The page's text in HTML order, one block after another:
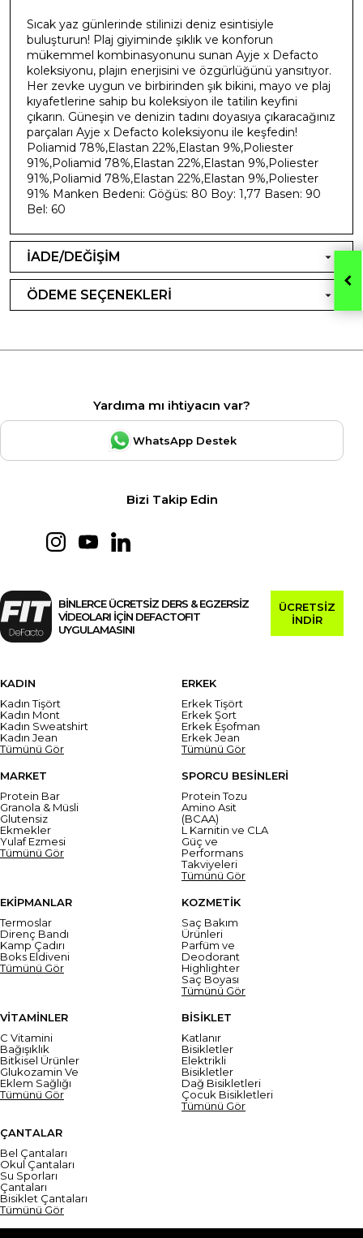
Sıcak yaz günlerinde stilinizi deniz esintisiyle
buluşturun! Plaj giyiminde şıklık ve konforun
mükemmel kombinasyonunu sunan Ayje x Defacto
koleksiyonu, plajın enerjisini ve özgürlüğünü yansıtıyor.
Her zevke uygun ve birbirinden şık bikini, mayo ve plaj
kıyafetlerine sahip bu koleksiyon ile tatilin keyfini
çıkarın. Güneşin ve denizin tadını doyasıya çıkaracağınız
parçaları Ayje x Defacto koleksiyonu ile keşfedin!
Poliamid 78%,Elastan 22%,Elastan 9%,Poliester
91%,Poliamid 78%,Elastan 22%,Elastan 9%,Poliester
91%,Poliamid 78%,Elastan 22%,Elastan 9%,Poliester
91% Manken Bedeni: Göğüs: 80 Boy: 1,77 Basen: 90
Bel: 60
İADE/DEĞİŞİM
ÖDEME SEÇENEKLERİ
Yardıma mı ihtiyacın var?
WhatsApp Destek
Bizi Takip Edin
BİNLERCE ÜCRETSİZ DERS & EGZERSİZ
VİDEOLARI İÇİN DEFACTOFIT
UYGULAMASINI
ÜCRETSİZ
İNDİR
KADIN
Kadın Tişört
Kadın Mont
Kadın Sweatshirt
Kadın Jean
Tümünü Gör
ERKEK
Erkek Tişört
Erkek Şort
Erkek Eşofman
Erkek Jean
Tümünü Gör
MARKET
Protein Bar
Granola & Müsli
Glutensiz
Ekmekler
Yulaf Ezmesi
Tümünü Gör
SPORCU BESİNLERİ
Protein Tozu
Amino Asit
(BCAA)
L Karnitin ve CLA
Güç ve
Performans
Takviyeleri
Tümünü Gör
EKİPMANLAR
Termoslar
Direnç Bandı
Kamp Çadırı
Boks Eldiveni
Tümünü Gör
KOZMETİK
Saç Bakım
Ürünleri
Parfüm ve
Deodorant
Highlighter
Saç Boyası
Tümünü Gör
VİTAMİNLER
C Vitamini
Bağışıklık
Bitkisel Ürünler
Glukozamin Ve
Eklem Sağlığı
Tümünü Gör
BİSİKLET
Katlanır
Bisikletler
Elektrikli
Bisikletler
Dağ Bisikletleri
Çocuk Bisikletleri
Tümünü Gör
ÇANTALAR
Bel Çantaları
Okul Çantaları
Su Sporları
Çantaları
Bisiklet Çantaları
Tümünü Gör